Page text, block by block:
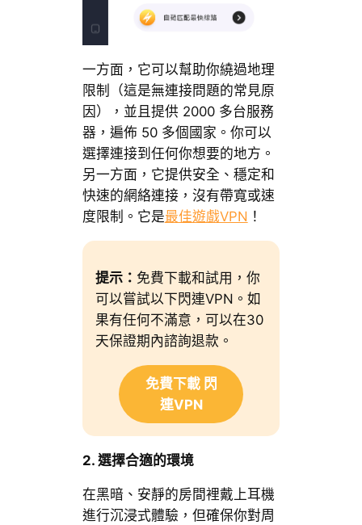
一方面，它可以幫助你繞過地理
限制（這是無連接問題的常見原
因），並且提供 2000 多台服務
器，遍佈 50 多個國家。你可以
選擇連接到任何你想要的地方。
另一方面，它提供安全、穩定和
快速的網絡連接，沒有帶寬或速
度限制。它是最佳遊戲VPN ！
提示： 免費下載和試用，你
可以嘗試以下閃連VPN。如
果有任何不滿意，可以在30
天保證期內諮詢退款。
免費下載 閃
連VPN
2. 選擇合適的環境
在黑暗、安靜的房間裡戴上耳機
進行沉浸式體驗，但確保你對周